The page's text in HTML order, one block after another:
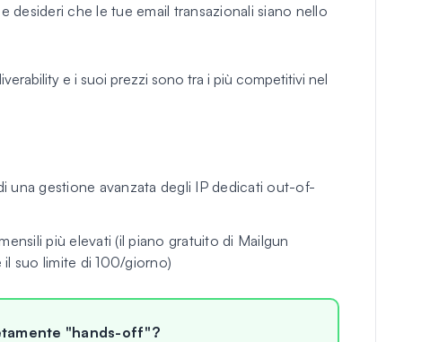
desideri che le tue email transazionali siano nello
e i suoi prezzi sono tra i più competitivi nel
una gestione avanzata degli IP dedicati out-of-
più elevati (il piano gratuito di Mailgun
suo limite di 100/giorno)
"hands-off"?